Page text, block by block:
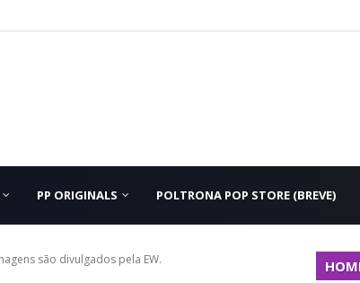
PP ORIGINALS POLTRONA POP STORE (BREVE)
são divulgados pela EW.